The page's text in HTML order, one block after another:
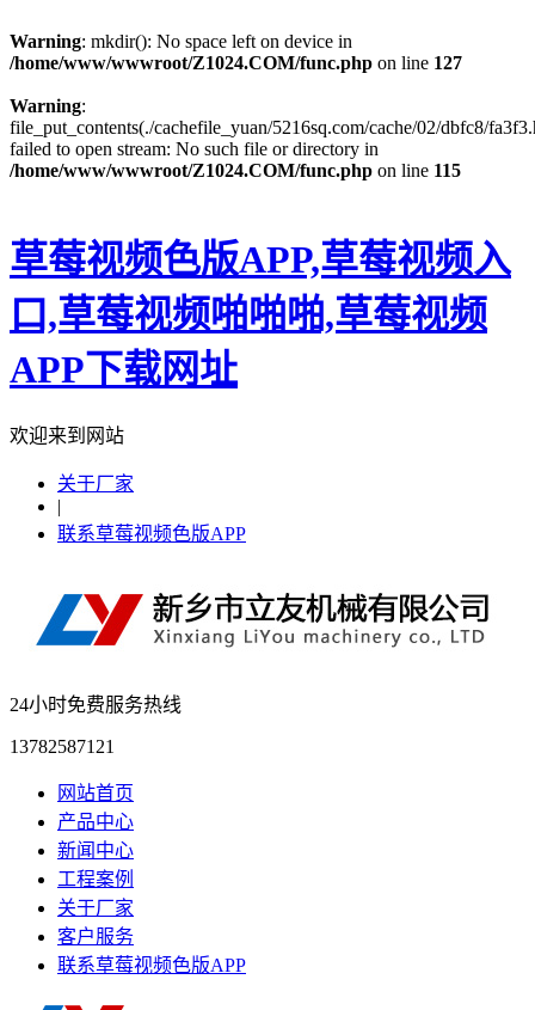
Warning: mkdir(): No space left on device in
/home/www/wwwroot/Z1024.COM/func.php on line 127
Warning:
file_put_contents(./cachefile_yuan/5216sq.com/cache/02/dbfc8/
failed to open stream: No such file or directory in
/home/www/wwwroot/Z1024.COM/func.php on line 115
草莓视频色版APP,草莓视频入
口,草莓视频啪啪啪,草莓视频
APP下载网址
欢迎来到网站
关于厂家
|
联系草莓视频色版APP
24小时免费服务热线
13782587121
网站首页
产品中心
新闻中心
工程案例
关于厂家
客户服务
联系草莓视频色版APP